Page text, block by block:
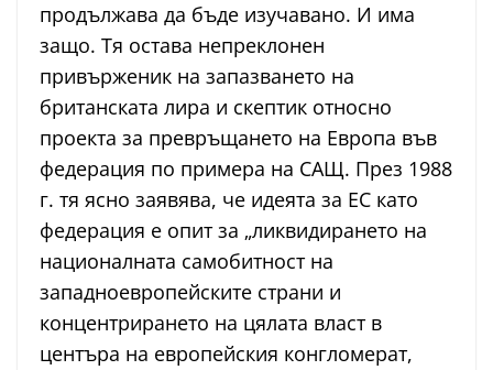
продължава да бъде изучавано. И има
защо. Тя остава непреклонен
привърженик на запазването на
британската лира и скептик относно
проекта за превръщането на Европа във
федерация по примера на САЩ. През 1988
г. тя ясно заявява, че идеята за ЕС като
федерация е опит за „ликвидирането на
националната самобитност на
западноевропейските страни и
концентрирането на цялата власт в
центъра на европейския конгломерат,